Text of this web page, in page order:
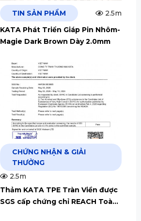
TIN SẢN PHẨM
2.5m
KATA Phát Triển Giáp Pin Nhôm-
Magie Dark Brown Dày 2.0mm
CHỨNG NHẬN & GIẢI
THƯỞNG
2.5m
Thảm KATA TPE Tràn Viền được
SGS cấp chứng chỉ REACH Toàn